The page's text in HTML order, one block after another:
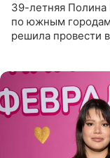
39-летняя Полина
по южным
решила провести